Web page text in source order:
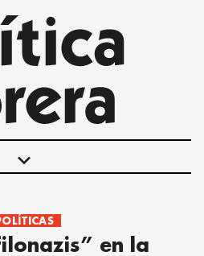
keyboard_arrow_down
en la